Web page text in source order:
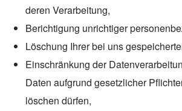
deren Verarbeitung,
Berichtigung unrichtiger
Löschung Ihrer bei uns
Einschränkung der
Daten aufgrund gesetzlicher
löschen dürfen,